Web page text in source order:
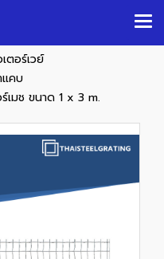
ตอร์เวย์
แคบ
เมช ขนาด 1 x 3 m.